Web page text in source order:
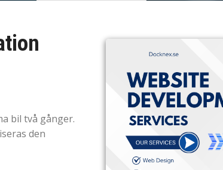
bil två gånger.
den